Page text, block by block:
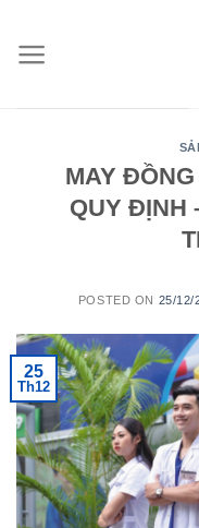
content
MAY
QUY ĐỊNH
POSTED ON 25/12/
25
Th12